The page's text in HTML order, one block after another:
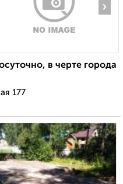
›
в черте города
177